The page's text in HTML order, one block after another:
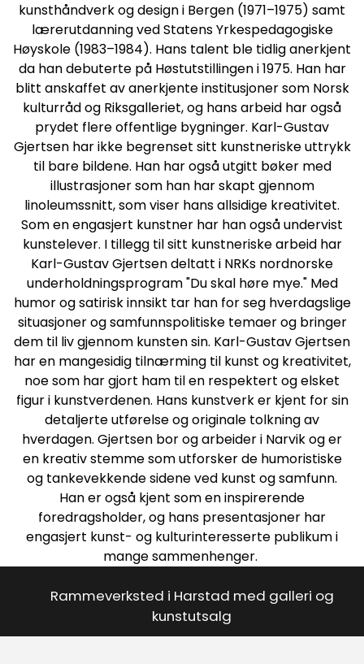
kunsthåndverk og design i Bergen (1971–1975) samt
lærerutdanning ved Statens Yrkespedagogiske
Høyskole (1983–1984). Hans talent ble tidlig anerkjent
da han debuterte på Høstutstillingen i 1975. Han har
blitt anskaffet av anerkjente institusjoner som Norsk
kulturråd og Riksgalleriet, og hans arbeid har også
prydet flere offentlige bygninger. Karl-Gustav
Gjertsen har ikke begrenset sitt kunstneriske uttrykk
til bare bildene. Han har også utgitt bøker med
illustrasjoner som han har skapt gjennom
linoleumssnitt, som viser hans allsidige kreativitet.
Som en engasjert kunstner har han også undervist
kunstelever. I tillegg til sitt kunstneriske arbeid har
Karl-Gustav Gjertsen deltatt i NRKs nordnorske
underholdningsprogram "Du skal høre mye." Med
humor og satirisk innsikt tar han for seg hverdagslige
situasjoner og samfunnspolitiske temaer og bringer
dem til liv gjennom kunsten sin. Karl-Gustav Gjertsen
har en mangesidig tilnærming til kunst og kreativitet,
noe som har gjort ham til en respektert og elsket
figur i kunstverdenen. Hans kunstverk er kjent for sin
detaljerte utførelse og originale tolkning av
hverdagen. Gjertsen bor og arbeider i Narvik og er
en kreativ stemme som utforsker de humoristiske
og tankevekkende sidene ved kunst og samfunn.
Han er også kjent som en inspirerende
foredragsholder, og hans presentasjoner har
engasjert kunst- og kulturinteresserte publikum i
mange sammenhenger.
Rammeverksted i Harstad med galleri og
kunstutsalg